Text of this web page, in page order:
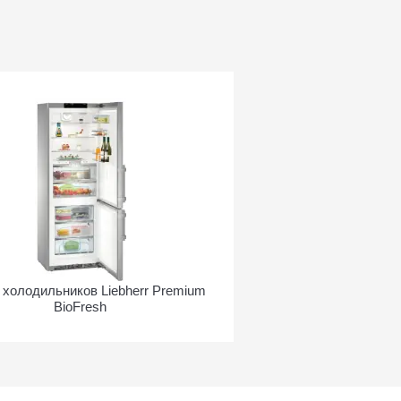
Liebherr Premium
BioFresh